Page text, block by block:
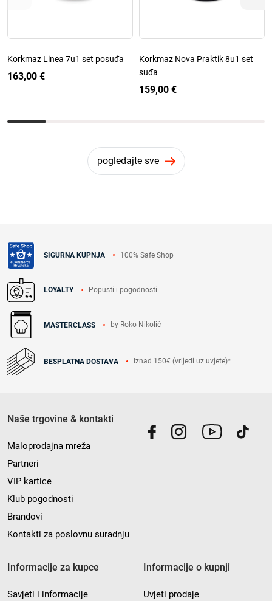
Korkmaz Linea 7u1 set posuđa
163,00 €
Korkmaz Nova Praktik 8u1 set
suđa
159,00 €
pogledajte sve
SIGURNA KUPNJA 100% Safe Shop
LOYALTY Popusti i pogodnosti
MASTERCLASS by Roko Nikolić
BESPLATNA DOSTAVA Iznad 150€ (vrijedi uz uvjete)*
Naše trgovine & kontakti
Maloprodajna mreža
Partneri
VIP kartice
Klub pogodnosti
Brandovi
Kontakti za poslovnu suradnju
Informacije za kupce
Savjeti i informacije
Informacije o kupnji
Uvjeti prodaje